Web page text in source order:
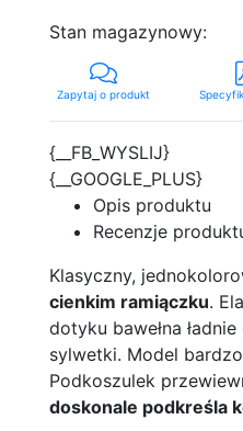
Stan magazynowy:
Zapytaj o produkt
{__FB_WYSLIJ}
{__GOOGLE_PLUS}
Opis produktu
Recenzje
Klasyczny,
cienkim ramiączku.
dotyku bawełna
sylwetki. Model
Podkoszulek
doskonale podkreśla